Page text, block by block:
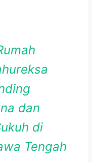
dan
di
Tengah